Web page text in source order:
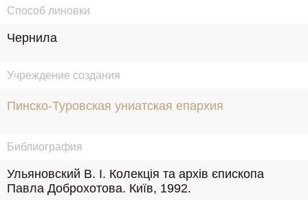
Способ линовки
Чернила
Учреждение создания
Пинско-Туровская униатская епархия
Библиография
Ульяновский В. I. Колекцiя та архiв єпископа
Павла Доброхотова. Київ, 1992.